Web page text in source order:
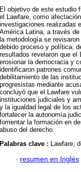
El objetivo de este estudio
el Lawfare, como
investigaciones realizadas
América Latina, a través
la metodología se
debido proceso y política,
resultados revelaron que
erosionar la democracia y
identificaron patrones
debilitamiento de las
progresistas mediante
concluyó que el Lawfare
instituciones judiciales y
y la igualdad legal de los
fortalecer la autonomía
fomentar la formación en
abuso del derecho.
Palabras clave : Lawfare;
· resumen en Inglés